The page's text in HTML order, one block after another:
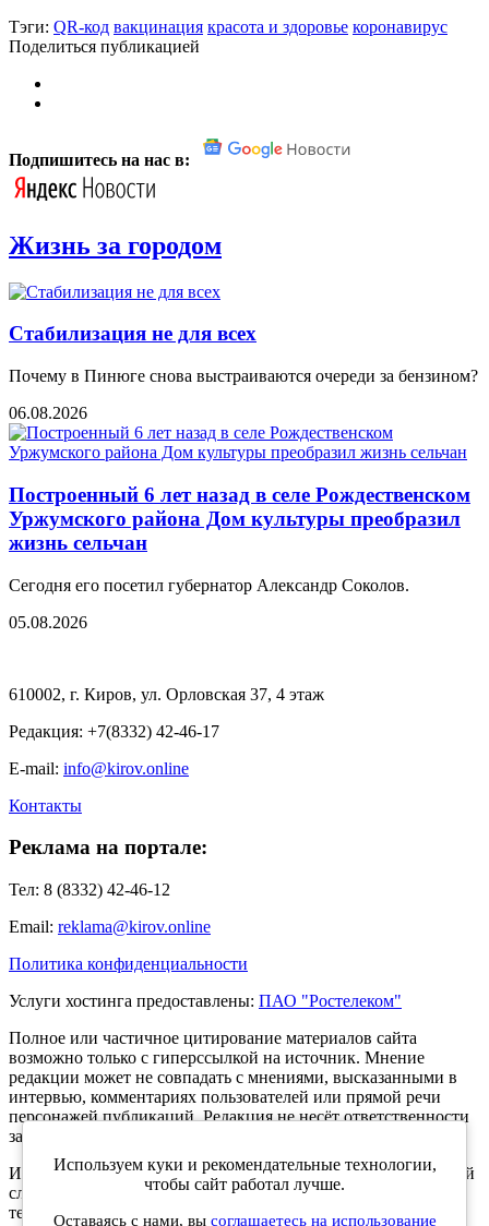
Тэги: QR-код вакцинация красота и здоровье коронавирус
Поделиться публикацией
Подпишитесь на нас в:
Жизнь за городом
Стабилизация не для всех
Почему в Пинюге снова выстраиваются очереди за бензином?
06.08.2026
Построенный 6 лет назад в селе Рождественском
Уржумского района Дом культуры преобразил
жизнь сельчан
Сегодня его посетил губернатор Александр Соколов.
05.08.2026
610002, г. Киров, ул. Орловская 37, 4 этаж
Редакция: +7(8332) 42-46-17
E-mail: info@kirov.online
Контакты
Реклама на портале:
Тел: 8 (8332) 42-46-12
Email: reklama@kirov.online
Политика конфиденциальности
Услуги хостинга предоставлены: ПАО "Ростелеком"
Полное или частичное цитирование материалов сайта
возможно только с гиперссылкой на источник. Мнение
редакции может не совпадать с мнениями, высказанными в
интервью, комментариях пользователей или прямой речи
персонажей публикаций. Редакция не несёт ответственности
за текст комментариев читателей.
Интернет-портал Kirov.online зарегистрирован в Федеральной
службе по надзору в сфере связи, информационных
технологий и массовых коммуникаций (Роскомнадзор) 5
Используем куки и рекомендательные технологии,
чтобы сайт работал лучше.
Оставаясь с нами, вы соглашаетесь на использование